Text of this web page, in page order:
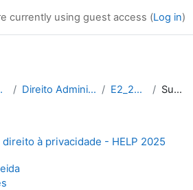
currently using guest access (Log in)
Direito Administrativo e Fiscal E2_2024_2025 Summary
à privacidade - HELP 2025